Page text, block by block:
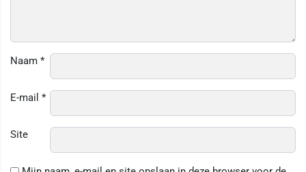
Naam *
E-mail *
Site